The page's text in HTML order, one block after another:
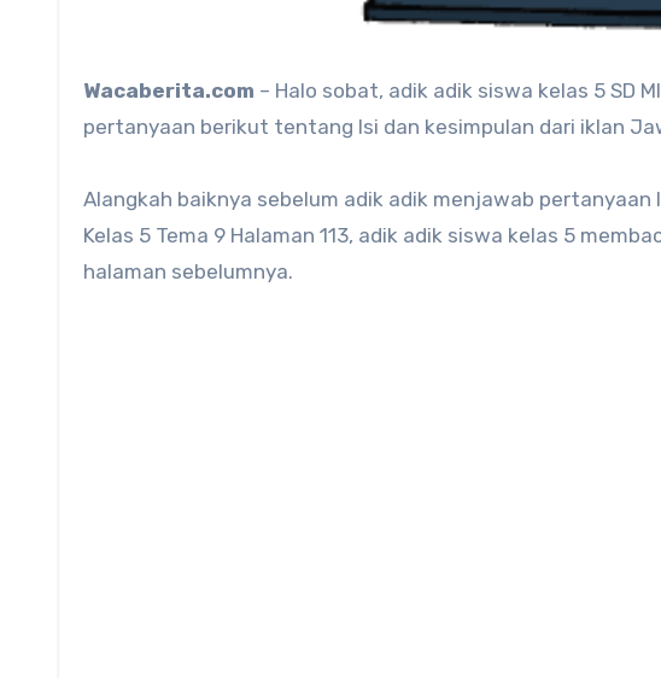
Wacaberita.com – Halo sobat, adik adik siswa kelas 5 SD
pertanyaan berikut tentang Isi dan kesimpulan dari iklan
Alangkah baiknya sebelum adik adik menjawab
Kelas 5 Tema 9 Halaman 113, adik adik siswa kelas 5
halaman sebelumnya.